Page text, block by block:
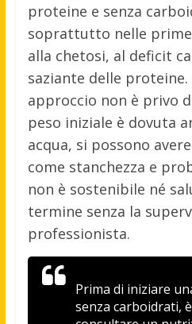
proteine e senza
soprattutto nelle
alla chetosi, al deficit
saziante delle proteine.
approccio non è privo
peso iniziale è dovuta
acqua, si possono
come stanchezza e
non è sostenibile né
termine senza la
professionista.
Prima di iniziare
senza carboidrati,